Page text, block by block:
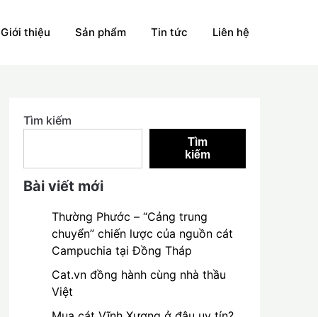
Giới thiệu Sản phẩm Tin tức Liên hệ
Tìm kiếm
Tìm
kiếm
Bài viết mới
Thường Phước – “Cảng trung
chuyển” chiến lược của nguồn cát
Campuchia tại Đồng Tháp
Cat.vn đồng hành cùng nhà thầu
Việt